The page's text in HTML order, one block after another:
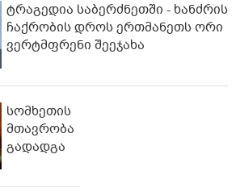
ტრაგედია საბერძნეთში - ხანძრის
ჩაქრობის დროს ერთმანეთს ორი
ვერტმფრენი შეეჯახა
სომხეთის
მთავრობა
გადადგა